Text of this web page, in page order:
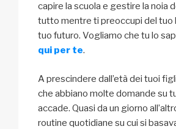
capire la scuola e gestire la noia
tutto mentre ti preoccupi del tuo
tuo futuro. Vogliamo che tu lo
qui per te.
A prescindere dall’età dei tuoi
che abbiano molte domande su
accade. Quasi da un giorno
routine quotidiane su cui si